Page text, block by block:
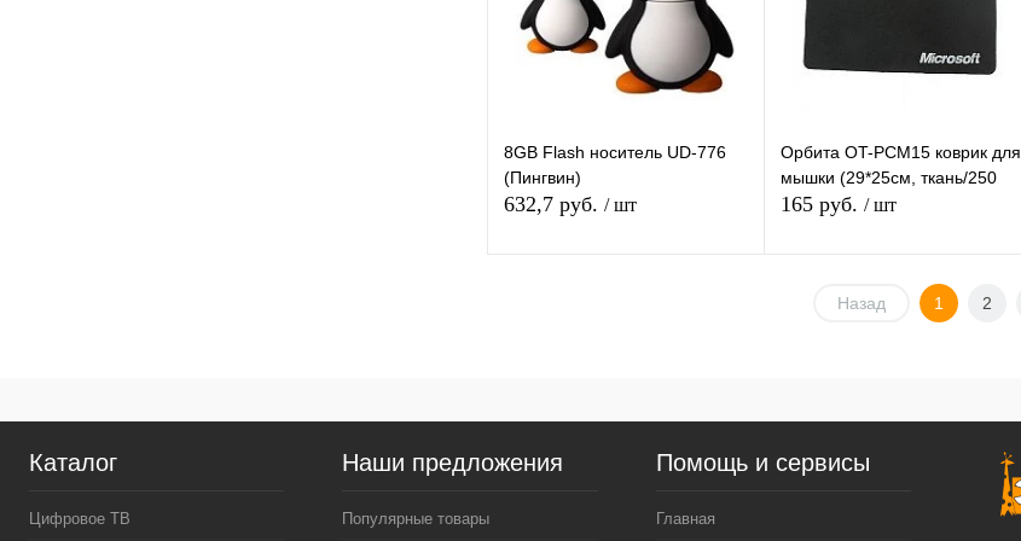
В избранное Под заказ Под заказ
8GB Flash носитель UD-776
(Пингвин)
632,7 руб. / шт
В избранное
Орбита OT-PCM15 коврик для
мышки (29*25см, ткань/250
165 руб. / шт
Подписаться
В избранное
Назад 1 2
Каталог
Цифровое ТВ
Наши предложения
Популярные товары
Помощь и сервисы
Главная